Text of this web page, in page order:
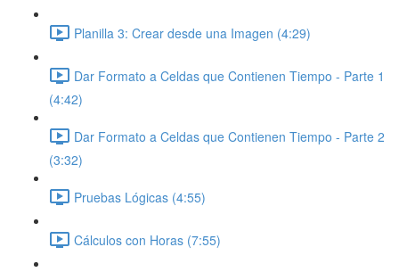
Planilla 3: Crear desde una Imagen (4:29)
Dar Formato a Celdas que Contienen Tiempo - Parte 1
(4:42)
Dar Formato a Celdas que Contienen Tiempo - Parte 2
(3:32)
Pruebas Lógicas (4:55)
Cálculos con Horas (7:55)